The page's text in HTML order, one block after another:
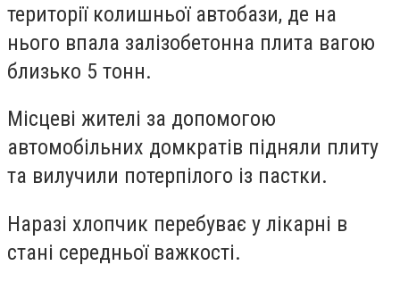
території колишньої автобази, де на
нього впала залізобетонна плита вагою
близько 5 тонн.
Місцеві жителі за допомогою
автомобільних домкратів підняли плиту
та вилучили потерпілого із пастки.
Наразі хлопчик перебуває у лікарні в
стані середньої важкості.